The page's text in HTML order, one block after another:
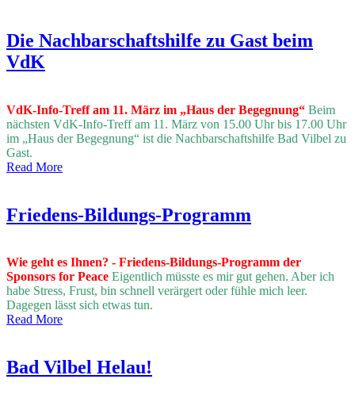
Die Nachbarschaftshilfe zu Gast beim
VdK
VdK-Info-Treff am 11. März im „Haus der Begegnung“ Beim
nächsten VdK-Info-Treff am 11. März von 15.00 Uhr bis 17.00 Uhr
im „Haus der Begegnung“ ist die Nachbarschaftshilfe Bad Vilbel zu
Gast.
Read More
Friedens-Bildungs-Programm
Wie geht es Ihnen? - Friedens-Bildungs-Programm der
Sponsors for Peace Eigentlich müsste es mir gut gehen. Aber ich
habe Stress, Frust, bin schnell verärgert oder fühle mich leer.
Dagegen lässt sich etwas tun.
Read More
Bad Vilbel Helau!